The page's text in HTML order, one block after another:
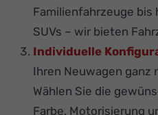
Familienfahrzeuge
SUVs – wir bieten
Individuelle
Ihren Neuwagen ganz
Wählen Sie die
Farbe, Motorisierung